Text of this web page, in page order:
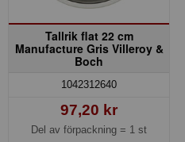
Tallrik flat 22 cm
Manufacture Gris Villeroy &
Boch
1042312640
97,20 kr
Del av förpackning = 1 st